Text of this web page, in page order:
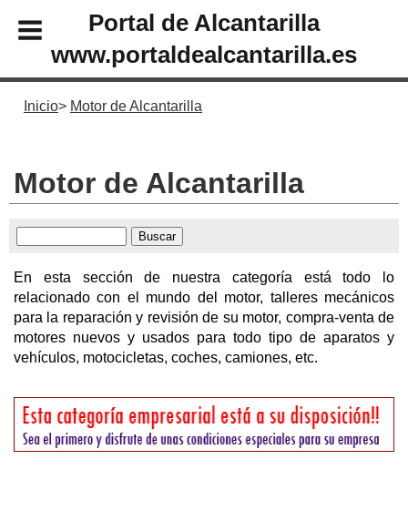
Portal de Alcantarilla
www.portaldealcantarilla.es
Inicio Motor de Alcantarilla
Motor de Alcantarilla
En esta sección de nuestra categoría está todo lo
relacionado con el mundo del motor, talleres mecánicos
para la reparación y revisión de su motor, compra-venta de
motores nuevos y usados para todo tipo de aparatos y
vehículos, motocicletas, coches, camiones, etc.